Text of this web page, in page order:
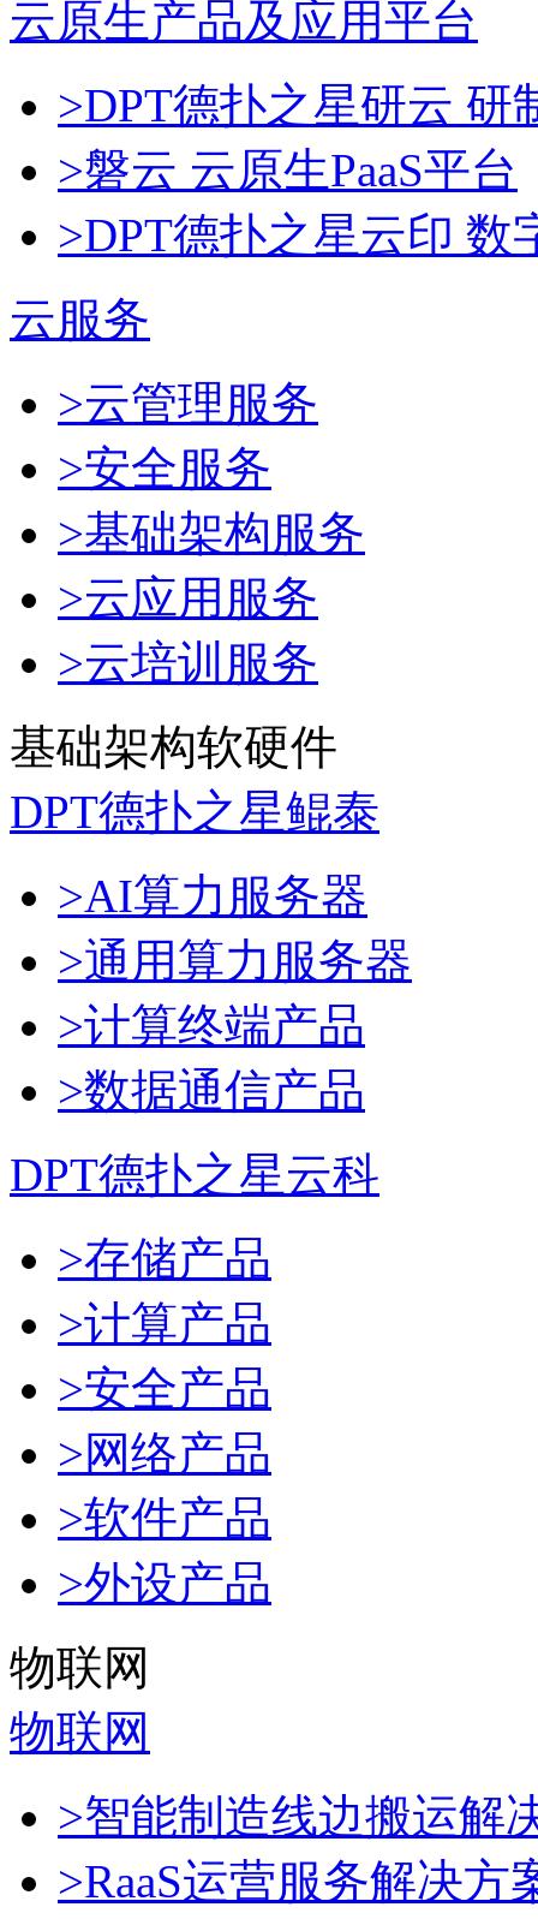
云原生产品及应用平台
>DPT德扑之星研云
>磐云 云原生PaaS平台
>DPT德扑之星云印 数
云服务
>云管理服务
>安全服务
>基础架构服务
>云应用服务
>云培训服务
基础架构软硬件
DPT德扑之星鲲泰
>AI算力服务器
>通用算力服务器
>计算终端产品
>数据通信产品
DPT德扑之星云科
>存储产品
>计算产品
>安全产品
>网络产品
>软件产品
>外设产品
物联网
物联网
>智能制造线边搬运解
>RaaS运营服务解决方